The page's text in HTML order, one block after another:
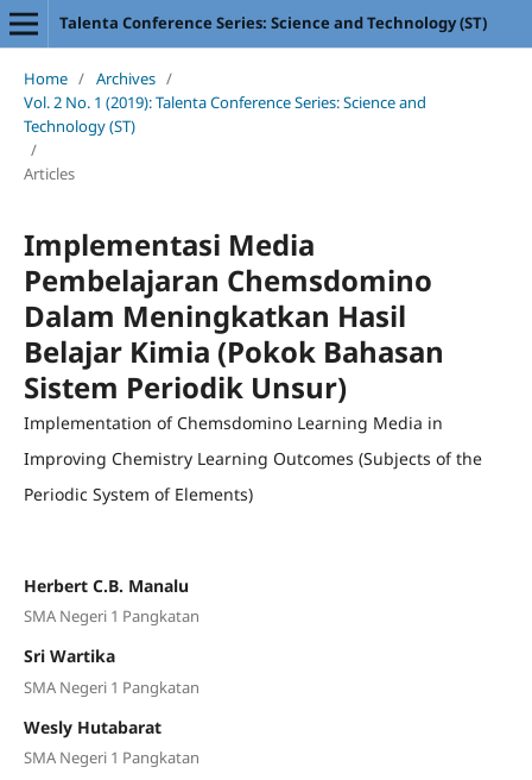
Talenta Conference Series: Science and Technology (ST)
Home / Archives /
Vol. 2 No. 1 (2019): Talenta Conference Series: Science and
Technology (ST)
/
Articles
Implementasi Media
Pembelajaran Chemsdomino
Dalam Meningkatkan Hasil
Belajar Kimia (Pokok Bahasan
Sistem Periodik Unsur)
Implementation of Chemsdomino Learning Media in
Improving Chemistry Learning Outcomes (Subjects of the
Periodic System of Elements)
Herbert C.B. Manalu
SMA Negeri 1 Pangkatan
Sri Wartika
SMA Negeri 1 Pangkatan
Wesly Hutabarat
SMA Negeri 1 Pangkatan